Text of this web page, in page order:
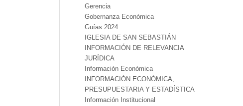
Gerencia
Gobernanza Económica
Guías 2024
IGLESIA DE SAN SEBASTIÁN
INFORMACIÓN DE RELEVANCIA
JURÍDICA
Información Económica
INFORMACIÓN ECONÓMICA,
PRESUPUESTARIA Y ESTADÍSTICA
Información Institucional